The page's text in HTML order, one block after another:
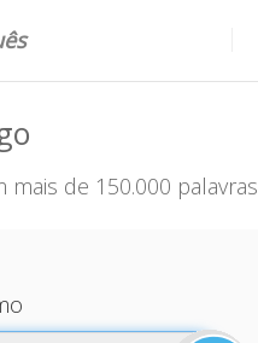
de 150.000 palavras